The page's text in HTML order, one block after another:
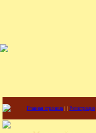
Главная страница | | Регистрация